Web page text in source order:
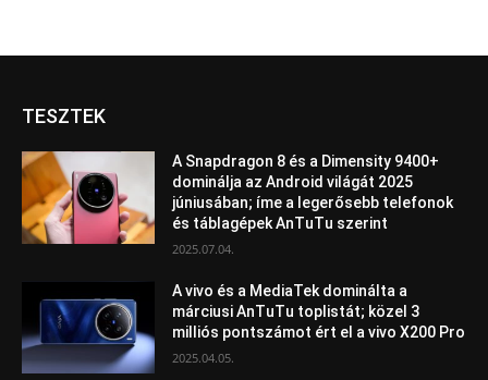
TESZTEK
A Snapdragon 8 és a Dimensity 9400+
dominálja az Android világát 2025
júniusában; íme a legerősebb telefonok
és táblagépek AnTuTu szerint
2025.07.04.
A vivo és a MediaTek dominálta a
márciusi AnTuTu toplistát; közel 3
milliós pontszámot ért el a vivo X200 Pro
2025.04.05.